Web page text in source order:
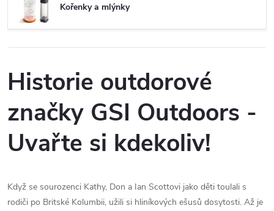
Kořenky a mlýnky
Historie outdorové
značky GSI Outdoors -
Uvařte si kdekoliv!
Když se sourozenci Kathy, Don a Ian Scottovi jako děti toulali s
rodiči po Britské Kolumbii, užili si hliníkových ešusů dosytosti. Až je